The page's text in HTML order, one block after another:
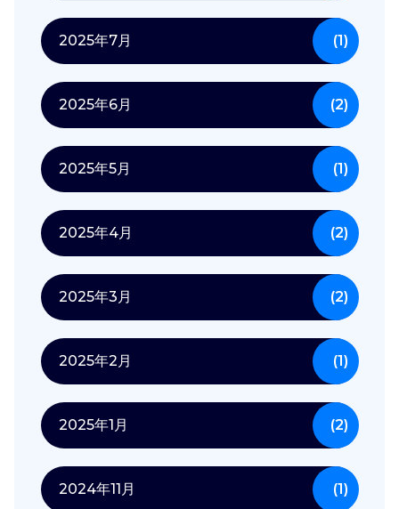
2025年7月 (1)
2025年6月 (2)
2025年5月 (1)
2025年4月 (2)
2025年3月 (2)
2025年2月 (1)
2025年1月 (2)
2024年11月 (1)